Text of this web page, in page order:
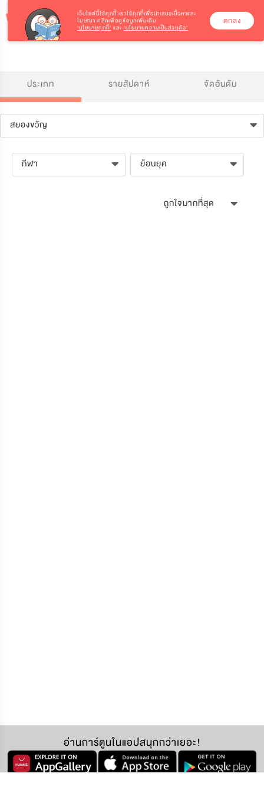
ประเภท รายสัปดาห์ จัดอันดับ
สยองขวัญ
กีฬา ย้อนยุค
ถูกใจมากที่สุด
เว็บไซต์นี้ใช้คุกกี้ เราใช้คุกกี้เพื่อนำเสนอเนื้อหาและ
โฆษณา คลิกเพื่อดูข้อมูลเพิ่มเติม
‘นโยบายคุกกี้’ และ ‘นโยบายความเป็นส่วนตัว’
ตกลง
อ่านการ์ตูนในแอปสนุกกว่าเยอะ!